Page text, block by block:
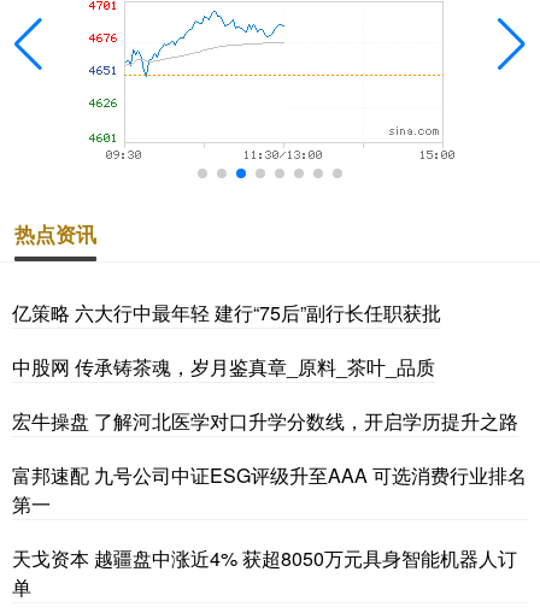
热点资讯
亿策略 六大行中最年轻 建行“75后”副行长任职获批
中股网 传承铸茶魂，岁月鉴真章_原料_茶叶_品质
宏牛操盘 了解河北医学对口升学分数线，开启学历提升之路
富邦速配 九号公司中证ESG评级升至AAA 可选消费行业排名
第一
天戈资本 越疆盘中涨近4% 获超8050万元具身智能机器人订
单